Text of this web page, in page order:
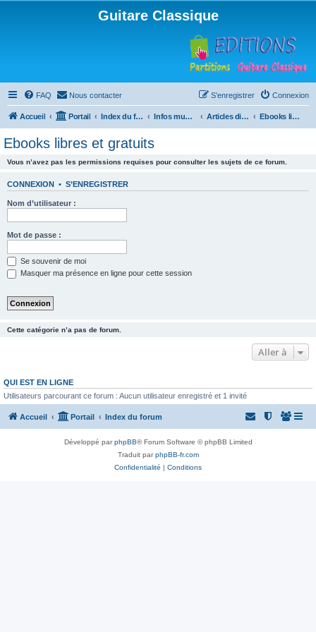
Guitare Classique
FAQ Nous contacter Connexion
S’enregistrer
Accueil Portail Index du forum Infos musicales Articles divers Ebooks libres et gratuits
Ebooks libres et gratuits
Vous n’avez pas les permissions requises pour consulter les sujets de ce forum.
CONNEXION • S’ENREGISTRER
Nom d’utilisateur :
Mot de passe :
Se souvenir de moi
Masquer ma présence en ligne pour cette session
Cette catégorie n’a pas de forum.
Aller à
QUI EST EN LIGNE
Utilisateurs parcourant ce forum : Aucun utilisateur enregistré et 1 invité
Accueil Portail Index du forum
Développé parphpBB® Forum Software © phpBB Limited
Traduit parphpBB-fr.com
Confidentialité | Conditions